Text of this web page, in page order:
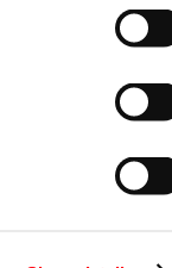
Future